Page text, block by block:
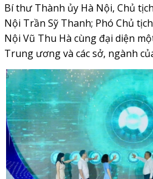
Bí thư Thành ủy Hà Nội, Chủ
Nội Trần Sỹ Thanh; Phó Chủ
Nội Vũ Thu Hà cùng đại diện
Trung ương và các sở, ngành